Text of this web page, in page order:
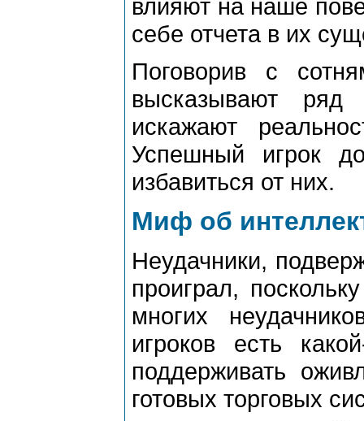
влияют на наше
себе отчета в их
Поговорив с
высказывают ряд
искажают
Успешный игрок
избавиться от них.
Миф об
Неудачники,
проиграл,
многих
игроков есть
поддерживать
готовых торговых